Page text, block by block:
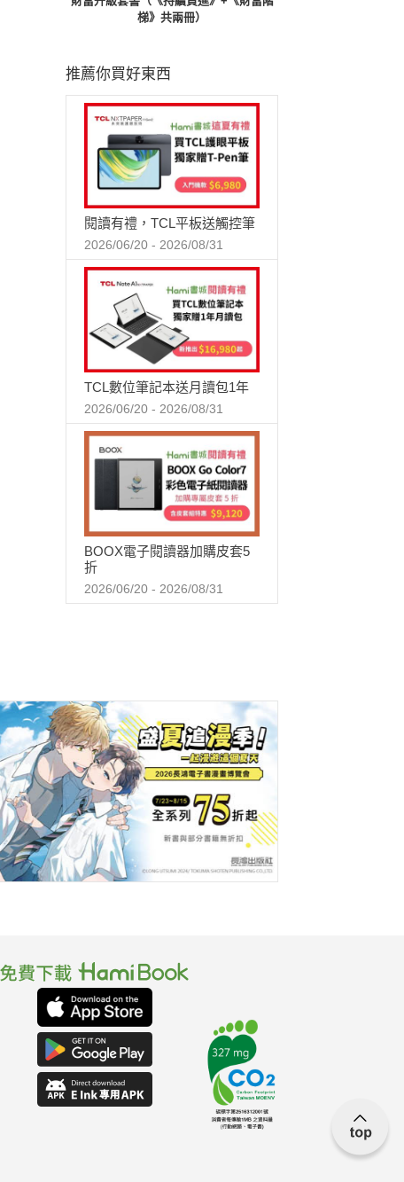
梯》共兩冊）
推薦你買好東西
閱讀有禮，TCL平板送觸控筆
2026/06/20 - 2026/08/31
TCL數位筆記本送月讀包1年
2026/06/20 - 2026/08/31
BOOX電子閱讀器加購皮套5
折
2026/06/20 - 2026/08/31